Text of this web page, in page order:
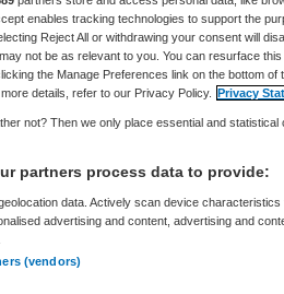
jongeren in jeugdzorg is
grote verschillen tussen
enables tracking technologies to support the
Reject All or withdrawing your consent will
not be as relevant to you. You can resurface
the Manage Preferences link on the bottom
details, refer to our Privacy Policy.
Privacy
not? Then we only place essential and
partners process data to provide:
data. Actively scan device
advertising and content, advertising and
(vendors)